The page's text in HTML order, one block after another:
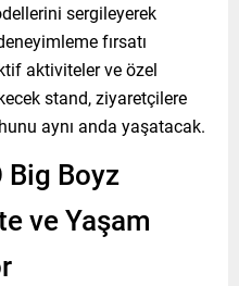
sergileyerek
fırsatı
aktiviteler ve özel
stand, ziyaretçilere
aynı anda yaşatacak.
Big Boyz
ve Yaşam